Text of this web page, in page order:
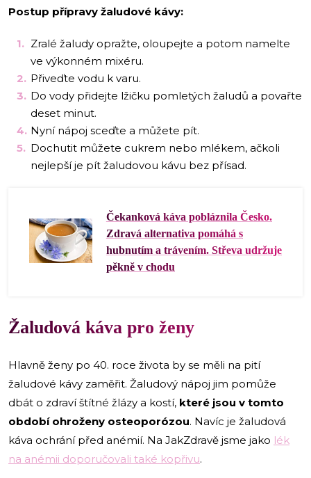
Postup přípravy žaludové kávy:
Zralé žaludy opražte, oloupejte a potom namelte
ve výkonném mixéru.
Přiveďte vodu k varu.
Do vody přidejte lžičku pomletých žaludů a povařte
deset minut.
Nyní nápoj sceďte a můžete pít.
Dochutit můžete cukrem nebo mlékem, ačkoli
nejlepší je pít žaludovou kávu bez přísad.
Čekanková káva pobláznila Česko.
Zdravá alternativa pomáhá s
hubnutím a trávením. Střeva udržuje
pěkně v chodu
Žaludová káva pro ženy
Hlavně ženy po 40. roce života by se měli na pití
žaludové kávy zaměřit. Žaludový nápoj jim pomůže
dbát o zdraví štítné žlázy a kostí, které jsou v tomto
období ohroženy osteoporózou. Navíc je žaludová
káva ochrání před anémií. Na JakZdravě jsme jako lék
na anémii doporučovali také kopřivu.